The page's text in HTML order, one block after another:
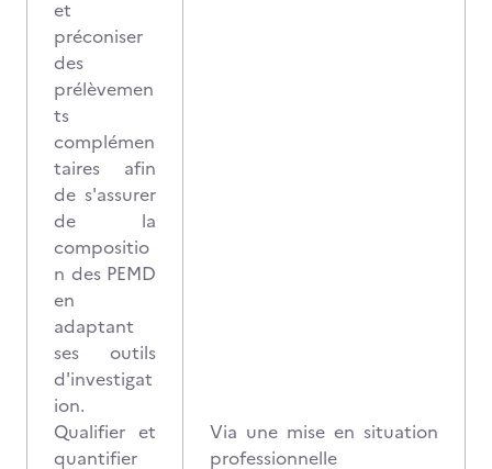
et
préconiser
des
prélèvemen
ts
complémen
taires afin
de s'assurer
de la
compositio
n des PEMD
en
adaptant
ses outils
d'investigat
ion.
Qualifier et
quantifier
Via une mise en situation
professionnelle